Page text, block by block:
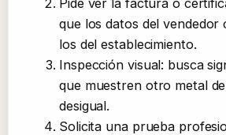
que los datos del vendedor
los del establecimiento.
Inspección visual: busca
que muestren otro metal
desigual.
Solicita una prueba